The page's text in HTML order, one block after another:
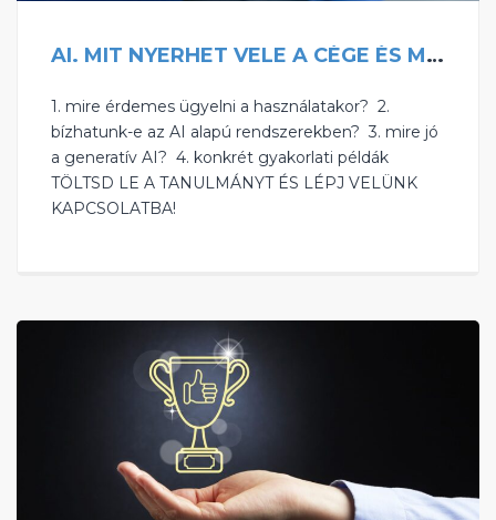
AI. MIT NYERHET VELE A CÉGE ÉS MIRE ÉRDEMES ÜGYELNI A HASZNÁLATAKOR?
1. mire érdemes ügyelni a használatakor? ‍ ‍2.
bízhatunk-e az AI alapú rendszerekben? ‍ 3. mire jó
a generatív AI? ‍ 4. konkrét gyakorlati példák ‍
TÖLTSD LE A TANULMÁNYT ÉS LÉPJ VELÜNK
KAPCSOLATBA!